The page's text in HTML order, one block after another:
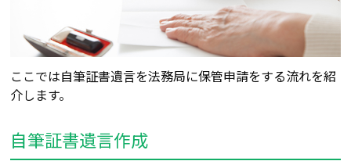
ここでは自筆証書遺言を法務局に保管申請をする流れを紹
介します。
自筆証書遺言作成